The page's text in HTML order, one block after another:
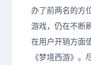
办了前两名的方
游戏，仍在不断
在用户开销方面
《梦境西游》。